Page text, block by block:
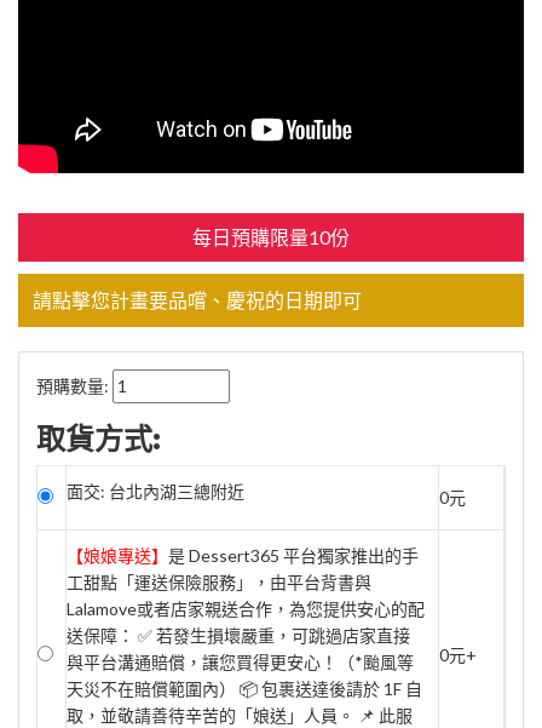
每日預購限量10份
請點擊您計畫要品嚐、慶祝的日期即可
預購數量:
取貨方式:
面交: 台北內湖三總附近 0元
【娘娘專送】 是 Dessert365 平台獨家推出的手
工甜點「運送保險服務」，由平台背書與
Lalamove或者店家親送合作，為您提供安心的配
送保障： ✅ 若發生損壞嚴重，可跳過店家直接
與平台溝通賠償，讓您買得更安心！（*颱風等
天災不在賠償範圍內） 📦 包裹送達後請於 1F 自
取，並敬請善待辛苦的「娘送」人員。 📌 此服
0元+